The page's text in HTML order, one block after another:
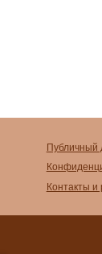
Публичный
Контакты и